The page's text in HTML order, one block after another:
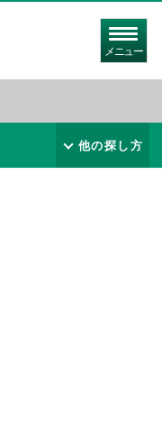
メニュー
他の探し方